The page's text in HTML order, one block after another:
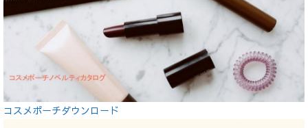
コスメポーチダウンロード